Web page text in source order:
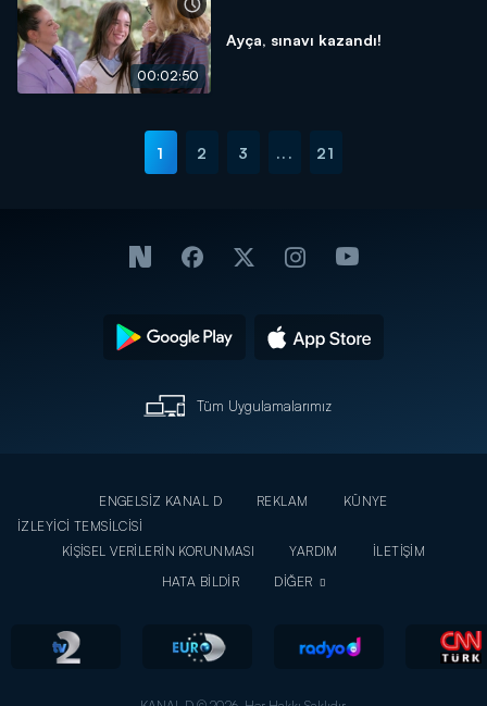
00:02:50
Ayça, sınavı kazandı!
1 2 3 ... 21
Tüm Uygulamalarımız
ENGELSİZ KANAL D REKLAM
KÜNYE
İZLEYİCİ TEMSİLCİSİ
KİŞİSEL VERİLERİN KORUNMASI
YARDIM
İLETİŞİM
HATA BİLDİR
DİĞER